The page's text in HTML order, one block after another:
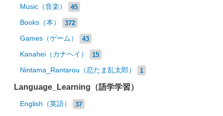
Music（音楽） 45
Books（本） 372
Games（ゲーム） 43
Kanahei（カナヘイ） 15
Nintama_Rantarou（忍たま乱太郎） 1
Language_Learning（語学学習）
English（英語） 37